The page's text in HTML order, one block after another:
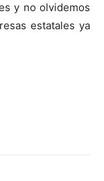
y no olvidemos
estatales ya